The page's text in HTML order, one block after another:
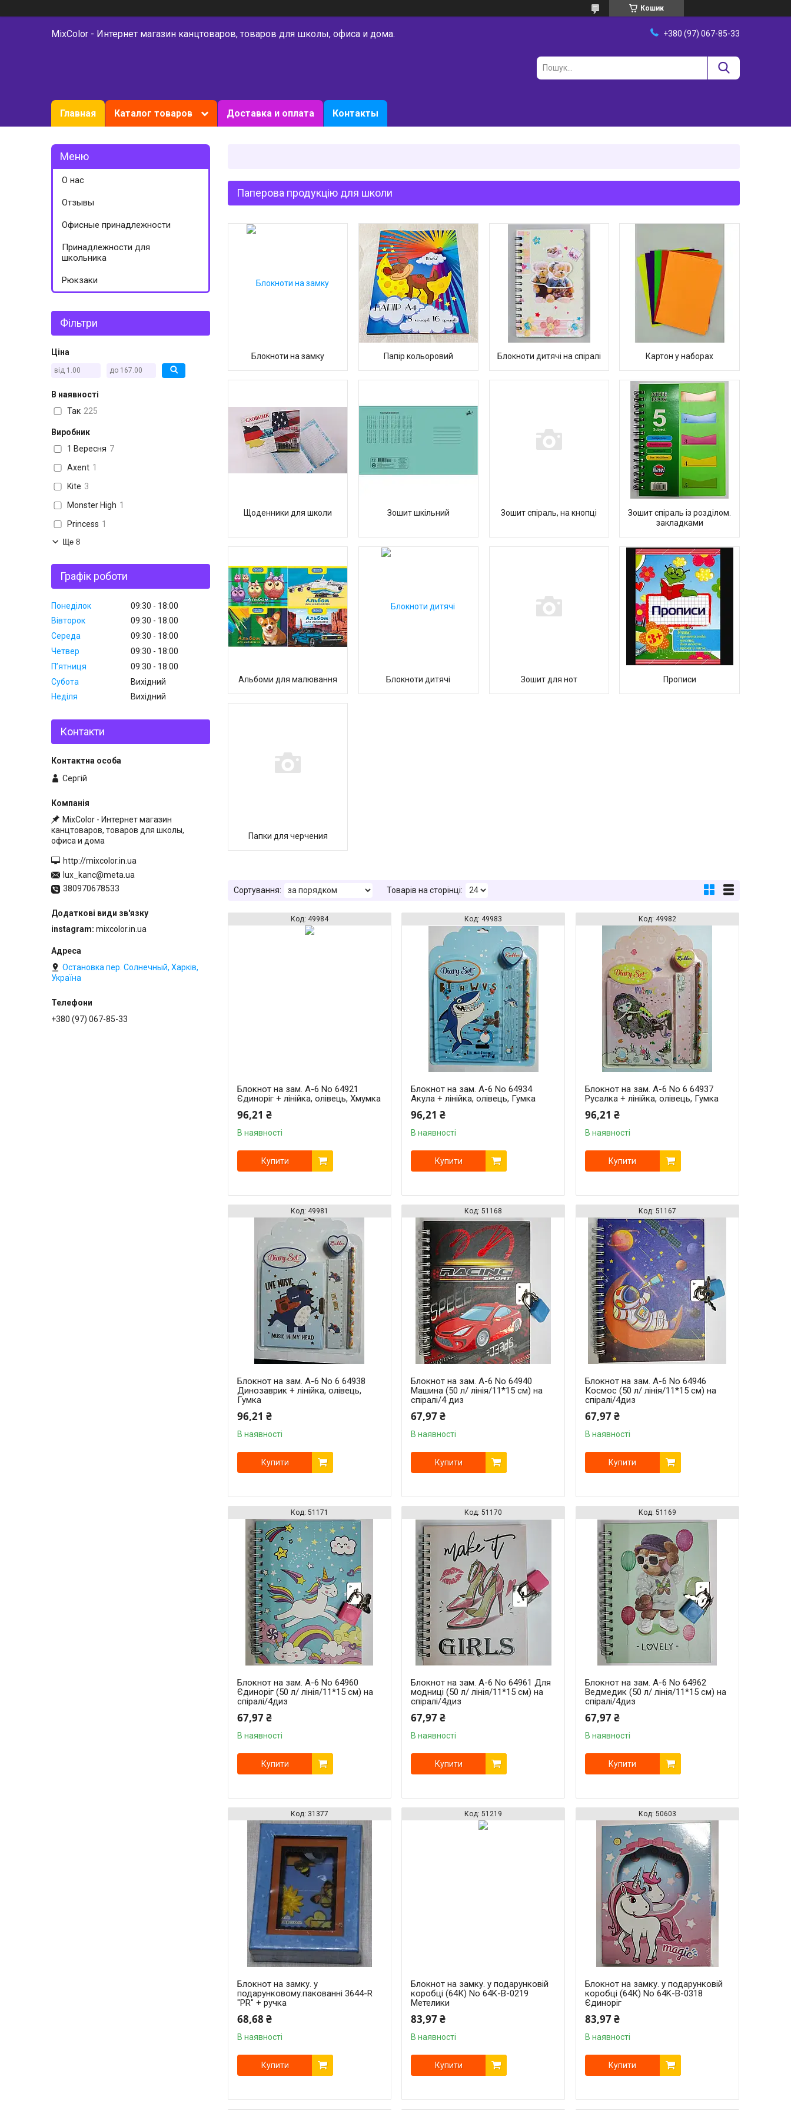
Кошик
MixColor - Интернет магазин канцтоваров, товаров для школы, офиса и дома. +380 (97) 067-85-33
Главная Каталог товаров Доставка и оплата Контакты
Паперова продукцію для школи
Блокноти на замку Папір кольоровий Блокноти дитячі на спіралі Картон у наборах
Щоденники для школи Зошит шкільний Зошит спіраль, на кнопці
Зошит спіраль із розділом.
закладками
Альбоми для малювання Блокноти дитячі Зошит для нот Прописи
Папки для черчения
49984
Блокнот на зам. A-6 No 64921
Єдиноріг + лінійка, олівець, Хмумка
96,21 ₴
В наявності
Купити
49983
Блокнот на зам. A-6 No 64934
Акула + лінійка, олівець, Гумка
96,21 ₴
В наявності
Купити
49982
Блокнот на зам. A-6 No 6 64937
Русалка + лінійка, олівець, Гумка
96,21 ₴
В наявності
Купити
49981
Блокнот на зам. A-6 No 6 64938
Динозаврик + лінійка, олівець,
Гумка
96,21 ₴
В наявності
Купити
51168
Блокнот на зам. A-6 No 64940
Машина (50 л/ лінія/11*15 см) на
спіралі/4 диз
67,97 ₴
В наявності
Купити
51167
Блокнот на зам. A-6 No 64946
Космос (50 л/ лінія/11*15 см) на
спіралі/4диз
67,97 ₴
В наявності
Купити
51171
Блокнот на зам. A-6 No 64960
Єдиноріг (50 л/ лінія/11*15 см) на
спіралі/4диз
67,97 ₴
В наявності
Купити
51170
Блокнот на зам. A-6 No 64961 Для
модниці (50 л/ лінія/11*15 см) на
спіралі/4диз
67,97 ₴
В наявності
Купити
51169
Блокнот на зам. A-6 No 64962
Ведмедик (50 л/ лінія/11*15 см) на
спіралі/4диз
67,97 ₴
В наявності
Купити
31377
Блокнот на замку. у
подарунковому.пакованні 3644-R
"PR" + ручка
68,68 ₴
В наявності
Купити
51219
Блокнот на замку. у подарунковій
коробці (64К) No 64K-B-0219
Метелики
83,97 ₴
В наявності
Купити
50603
Блокнот на замку. у подарунковій
коробці (64К) No 64K-B-0318
Єдиноріг
83,97 ₴
В наявності
Купити
О нас
Отзывы
Офисные принадлежности
Принадлежности для
школьника
Рюкзаки
Фільтри
Ціна
В наявності
Так 225
Виробник
1 Вересня 7
Axent 1
Kite 3
Monster High 1
Princess 1
Ще 8
Графік роботи
Понеділок 09:30
18:00
Вівторок
09:30
18:00
Середа
09:30
18:00
Четвер
09:30
18:00
Пʼятниця
09:30
18:00
Субота
Вихідний
Неділя
Вихідний
Контакти
Сергій
MixColor - Интернет магазин
канцтоваров, товаров для школы,
офиса и дома
http://mixcolor.in.ua
lux_kanc@meta.ua
380970678533
instagram mixcolor.in.ua
Остановка пер. Солнечный, Харків,
Україна
+380 (97) 067-85-33